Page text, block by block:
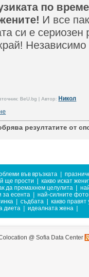
по
И все
си е
BeU.bg | Автор: Никол
резултатите от
във връзката
ще прости
какво искат
да премахнем целулита
за есента
най-силните
съдбата
какво
диета идеалната жена
@ Sofia Data Center